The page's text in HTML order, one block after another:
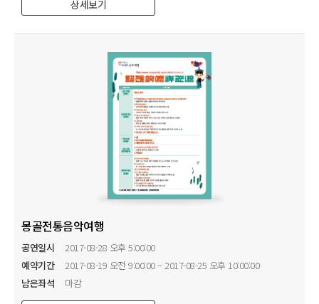
상세보기
몽골전통음악여행
공연일시
2017-08-28 오후 5:00:00
예약기간
2017-08-19 오전 9:00:00 ~ 2017-08-25 오후 10:00:00
남은좌석
마감